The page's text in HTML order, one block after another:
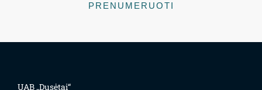
PRENUMERUOTI
UAB „Dusėtai“